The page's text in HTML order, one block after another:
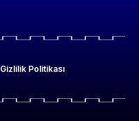
Gizlilik Politikası